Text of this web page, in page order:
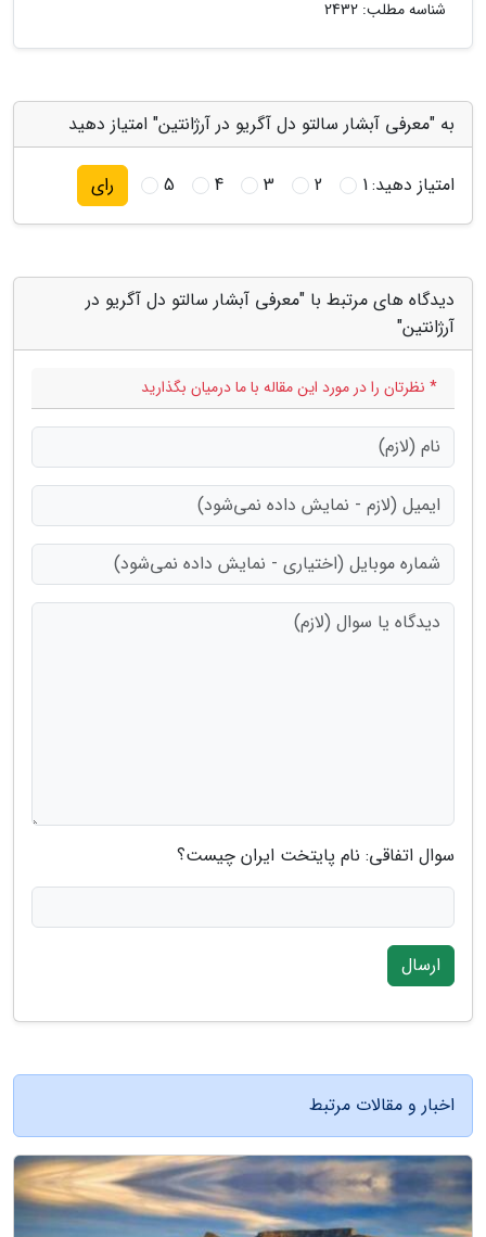
شناسه مطلب: 2432
به "معرفی آبشار سالتو دل آگریو در آرژانتین" امتیاز دهید
امتیاز دهید:1
2
3
4
5 رای
دیدگاه های مرتبط با "معرفی آبشار سالتو دل آگریو در
آرژانتین"
* نظرتان را در مورد این مقاله با ما درمیان بگذارید
سوال اتفاقی: نام پایتخت ایران چیست؟
ارسال
اخبار و مقالات مرتبط